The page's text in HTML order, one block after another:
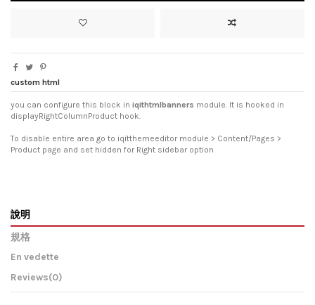
custom html
you can configure this block in iqithtmlbanners module. It is hooked in
displayRightColumnProduct hook.
To disable entire area go to iqitthemeeditor module > Content/Pages >
Product page and set hidden for Right sidebar option
說明
規格
En vedette
Reviews(0)